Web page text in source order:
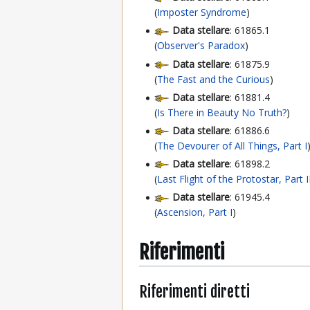
(Imposter Syndrome)
Data stellare: 61865.1
(Observer's Paradox)
Data stellare: 61875.9
(The Fast and the Curious)
Data stellare: 61881.4
(Is There in Beauty No Truth?)
Data stellare: 61886.6
(The Devourer of All Things, Part I)
Data stellare: 61898.2
(Last Flight of the Protostar, Part II
Data stellare: 61945.4
(Ascension, Part I)
Riferimenti
Riferimenti diretti